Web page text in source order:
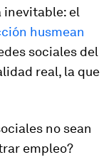
inevitable: el
husmean
sociales del
real, la que
no sean
empleo?